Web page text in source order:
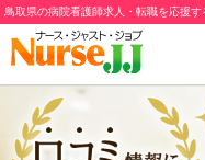
鳥取県の病院看護師求人・転職を応援す